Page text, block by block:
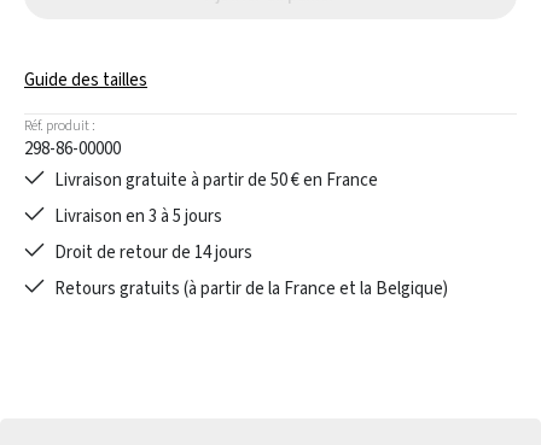
Guide des tailles
Réf. produit :
298-86-00000
Livraison gratuite à partir de 50 € en France
Livraison en 3 à 5 jours
Droit de retour de 14 jours
Retours gratuits (à partir de la France et la Belgique)